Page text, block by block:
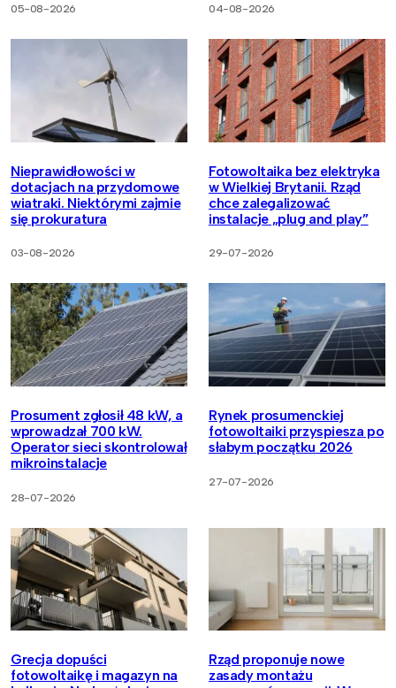
05-08-2026 04-08-2026
Nieprawidłowości w
dotacjach na przydomowe
wiatraki. Niektórymi zajmie
się prokuratura
03-08-2026
Fotowoltaika bez elektryka
w Wielkiej Brytanii. Rząd
chce zalegalizować
instalacje „plug and play”
29-07-2026
Prosument zgłosił 48 kW, a
wprowadzał 700 kW.
Operator sieci skontrolował
mikroinstalacje
28-07-2026
Rynek prosumenckiej
fotowoltaiki przyspiesza po
słabym początku 2026
27-07-2026
Grecja dopuści
fotowoltaikę i magazyn na
Rząd proponuje nowe
zasady montażu